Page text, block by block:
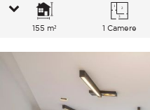
155 m² 1 Camere